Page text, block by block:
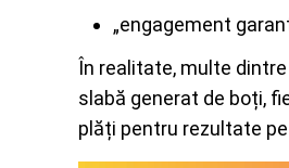
„engagement
În realitate, multe
slabă generat de boți,
plăți pentru rezultate